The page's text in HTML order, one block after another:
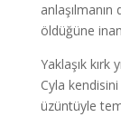
öldüğüne
Yaklaşık kırk
Cyla
üzüntüyle